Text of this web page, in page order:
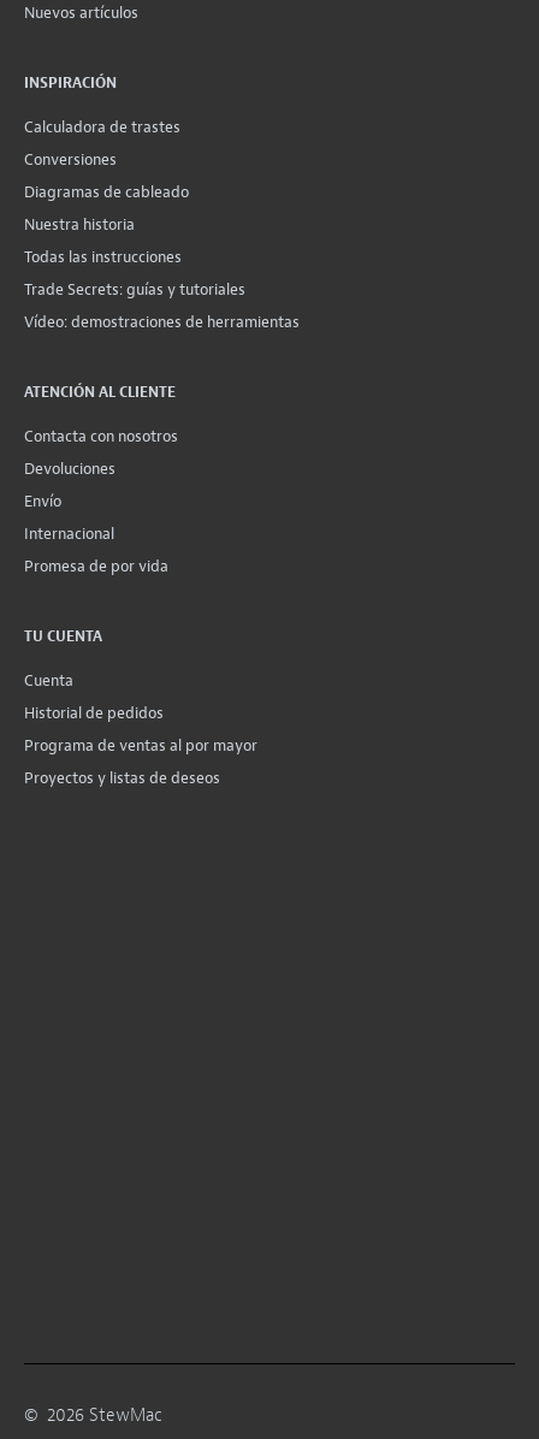
Nuevos artículos
INSPIRACIÓN
Calculadora de trastes
Conversiones
Diagramas de cableado
Nuestra historia
Todas las instrucciones
Trade Secrets: guías y tutoriales
Vídeo: demostraciones de herramientas
ATENCIÓN AL CLIENTE
Contacta con nosotros
Devoluciones
Envío
Internacional
Promesa de por vida
TU CUENTA
Cuenta
Historial de pedidos
Programa de ventas al por mayor
Proyectos y listas de deseos
© 2026 StewMac